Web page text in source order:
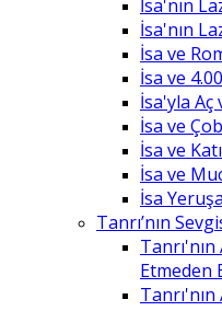
İsa'nın
İsa'nın
İsa ve
İsa ve
İsa'yla Aç
İsa ve
İsa ve
İsa ve
İsa
Tanrı’nın
Etmeden